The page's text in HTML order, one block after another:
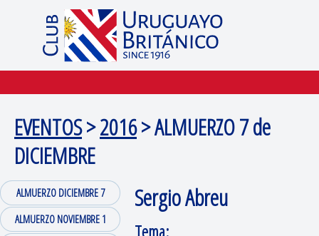
EVENTOS>2016> ALMUERZO 7 de
DICIEMBRE
ALMUERZO DICIEMBRE 7
ALMUERZO NOVIEMBRE 1
Sergio Abreu